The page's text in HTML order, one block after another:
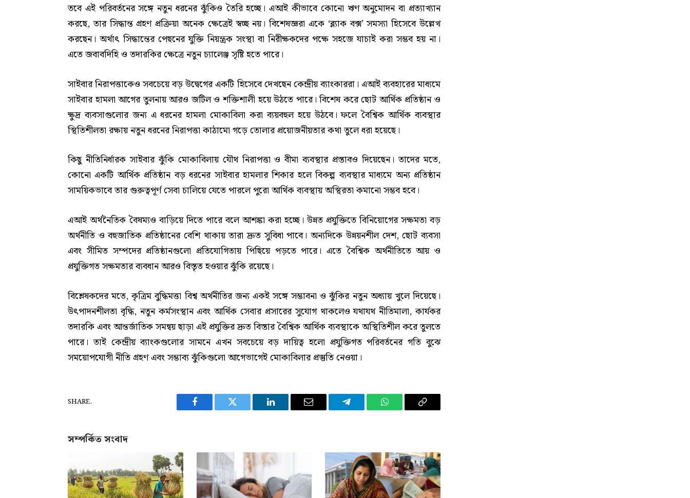
তবে এই পরিবর্তনের সঙ্গে নতুন ধরনের ঝুঁকিও তৈরি হচ্ছে। এআই কীভাবে কোনো ঋণ অনুমোদন বা প্রত্যাখ্যান
করছে, তার সিদ্ধান্ত গ্রহণ প্রক্রিয়া অনেক ক্ষেত্রেই স্বচ্ছ নয়। বিশেষজ্ঞরা একে ‘ব্ল্যাক বক্স’ সমস্যা হিসেবে উল্লেখ
করছেন। অর্থাৎ সিদ্ধান্তের পেছনের যুক্তি নিয়ন্ত্রক সংস্থা বা নিরীক্ষকদের পক্ষে সহজে যাচাই করা সম্ভব হয় না।
এতে জবাবদিহি ও তদারকির ক্ষেত্রে নতুন চ্যালেঞ্জ সৃষ্টি হতে পারে।
সাইবার নিরাপত্তাকেও সবচেয়ে বড় উদ্বেগের একটি হিসেবে দেখছেন কেন্দ্রীয় ব্যাংকাররা। এআই ব্যবহারের মাধ্যমে
সাইবার হামলা আগের তুলনায় আরও জটিল ও শক্তিশালী হয়ে উঠতে পারে। বিশেষ করে ছোট আর্থিক প্রতিষ্ঠান ও
ক্ষুদ্র ব্যবসাগুলোর জন্য এ ধরনের হামলা মোকাবিলা করা ব্যয়বহুল হয়ে উঠবে। ফলে বৈশ্বিক আর্থিক ব্যবস্থার
স্থিতিশীলতা রক্ষায় নতুন ধরনের নিরাপত্তা কাঠামো গড়ে তোলার প্রয়োজনীয়তার কথা তুলে ধরা হয়েছে।
কিছু নীতিনির্ধারক সাইবার ঝুঁকি মোকাবিলায় যৌথ নিরাপত্তা ও বীমা ব্যবস্থার প্রস্তাবও দিয়েছেন। তাদের মতে,
কোনো একটি আর্থিক প্রতিষ্ঠান বড় ধরনের সাইবার হামলার শিকার হলে বিকল্প ব্যবস্থার মাধ্যমে অন্য প্রতিষ্ঠান
সাময়িকভাবে তার গুরুত্বপূর্ণ সেবা চালিয়ে যেতে পারলে পুরো আর্থিক ব্যবস্থায় অস্থিরতা কমানো সম্ভব হবে।
এআই অর্থনৈতিক বৈষম্যও বাড়িয়ে দিতে পারে বলে আশঙ্কা করা হচ্ছে। উন্নত প্রযুক্তিতে বিনিয়োগের সক্ষমতা বড়
অর্থনীতি ও বহুজাতিক প্রতিষ্ঠানের বেশি থাকায় তারা দ্রুত সুবিধা পাবে। অন্যদিকে উন্নয়নশীল দেশ, ছোট ব্যবসা
এবং সীমিত সম্পদের প্রতিষ্ঠানগুলো প্রতিযোগিতায় পিছিয়ে পড়তে পারে। এতে বৈশ্বিক অর্থনীতিতে আয় ও
প্রযুক্তিগত সক্ষমতার ব্যবধান আরও বিস্তৃত হওয়ার ঝুঁকি রয়েছে।
বিশ্লেষকদের মতে, কৃত্রিম বুদ্ধিমত্তা বিশ্ব অর্থনীতির জন্য একই সঙ্গে সম্ভাবনা ও ঝুঁকির নতুন অধ্যায় খুলে দিয়েছে।
উৎপাদনশীলতা বৃদ্ধি, নতুন কর্মসংস্থান এবং আর্থিক সেবার প্রসারের সুযোগ থাকলেও যথাযথ নীতিমালা, কার্যকর
তদারকি এবং আন্তর্জাতিক সমন্বয় ছাড়া এই প্রযুক্তির দ্রুত বিস্তার বৈশ্বিক আর্থিক ব্যবস্থাকে অস্থিতিশীল করে তুলতে
পারে। তাই কেন্দ্রীয় ব্যাংকগুলোর সামনে এখন সবচেয়ে বড় দায়িত্ব হলো প্রযুক্তিগত পরিবর্তনের গতি বুঝে
সময়োপযোগী নীতি গ্রহণ এবং সম্ভাব্য ঝুঁকিগুলো আগেভাগেই মোকাবিলার প্রস্তুতি নেওয়া।
SHARE.
Facebook Twitter LinkedIn Email Telegram WhatsAppCopy
সম্পর্কিত সংবাদ